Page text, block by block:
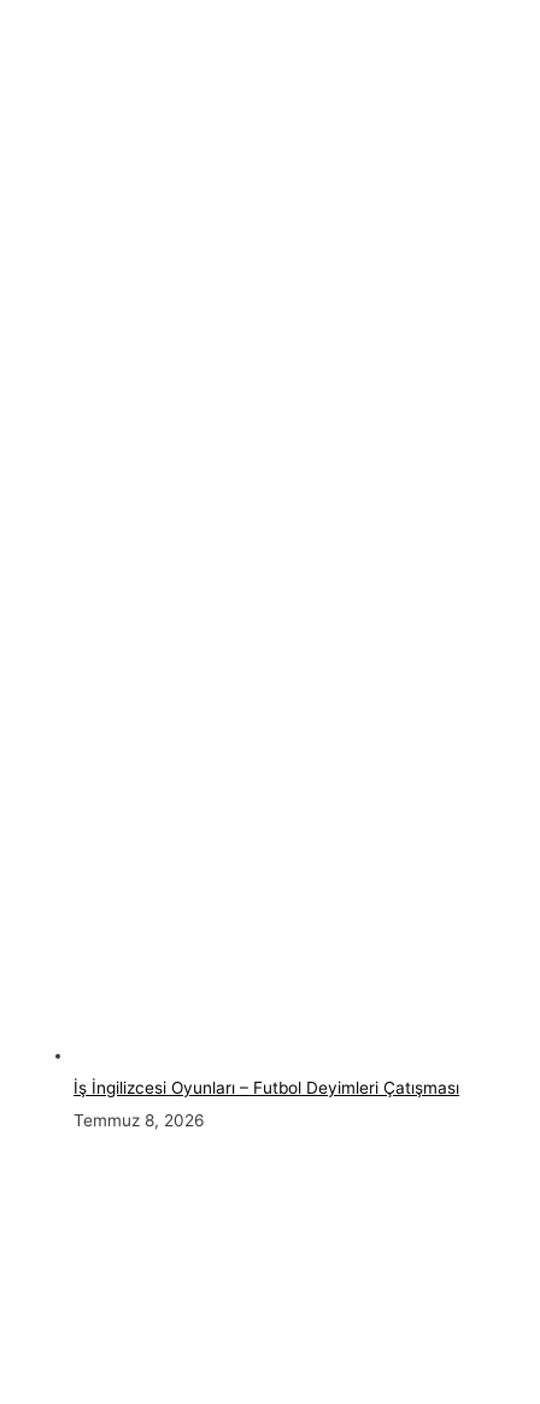
İş İngilizcesi Oyunları – Futbol Deyimleri Çatışması
Temmuz 8, 2026